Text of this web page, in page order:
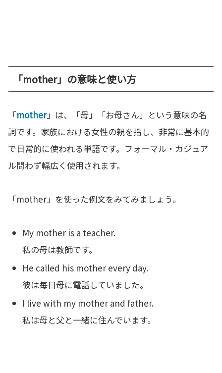
「mother」の意味と使い方
「mother」は、「母」「お母さん」という意味の名
詞です。家族における女性の親を指し、非常に基本的
で日常的に使われる単語です。フォーマル・カジュア
ル問わず幅広く使用されます。
「mother」を使った例文をみてみましょう。
My mother is a teacher.
私の母は教師です。
He called his mother every day.
彼は毎日母に電話していました。
I live with my mother and father.
私は母と父と一緒に住んでいます。